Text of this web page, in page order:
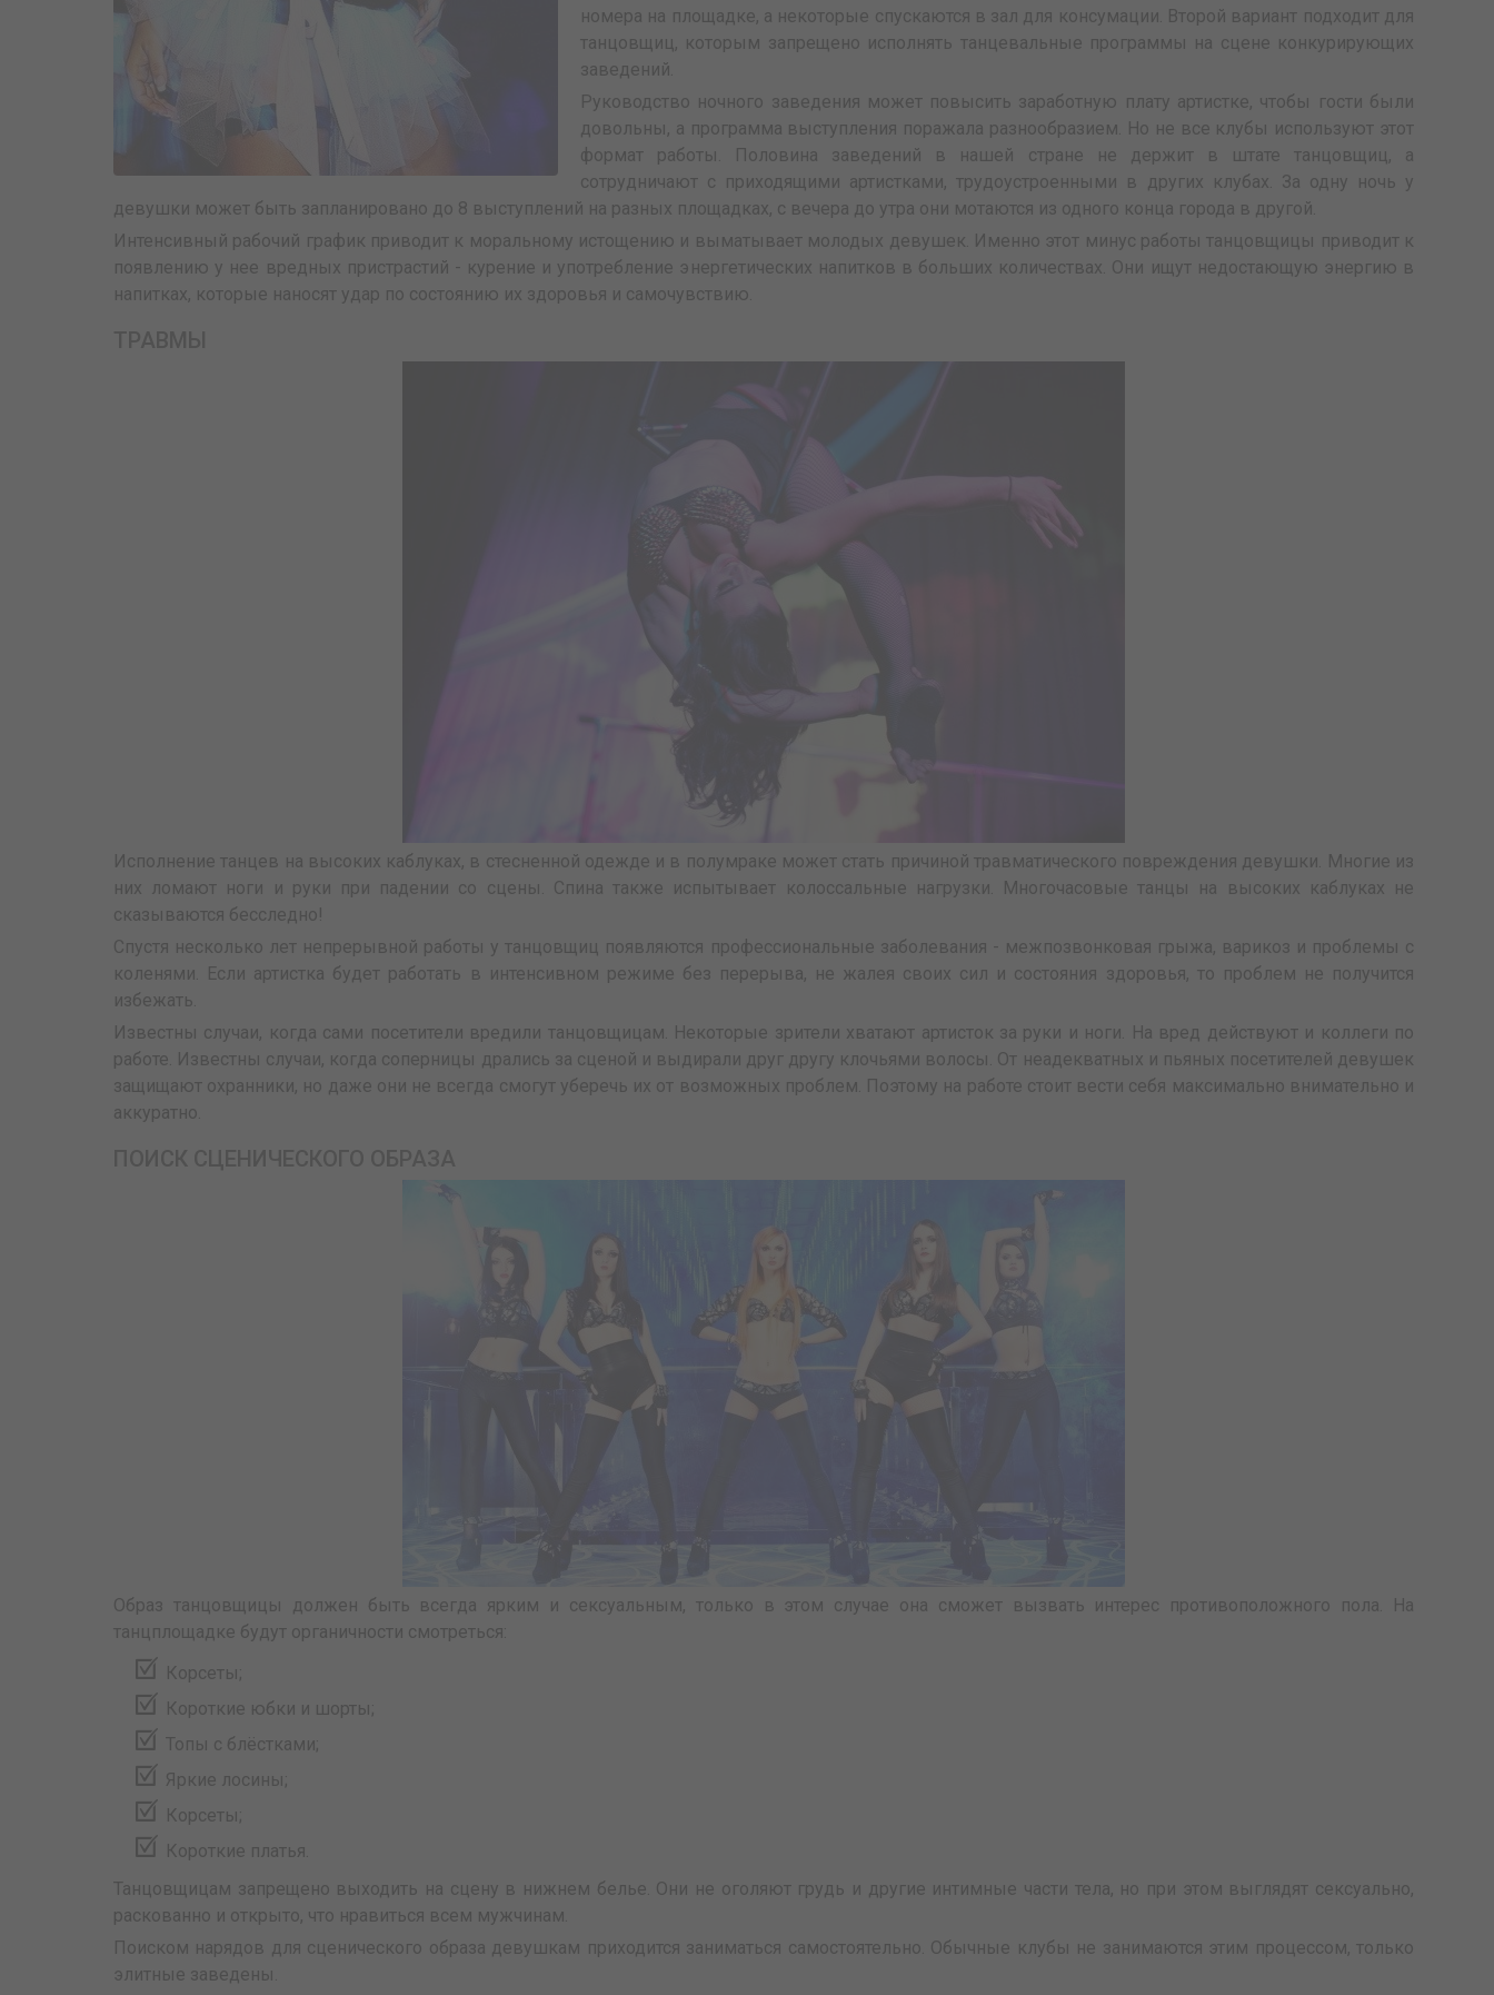
номера на площадке, а некоторые спускаются в зал для консумации. Второй вариант подходит для
танцовщиц, которым запрещено исполнять танцевальные программы на сцене конкурирующих
заведений.
Руководство ночного заведения может повысить заработную плату артистке, чтобы гости были
довольны, а программа выступления поражала разнообразием. Но не все клубы используют этот
формат работы. Половина заведений в нашей стране не держит в штате танцовщиц, а
сотрудничают с приходящими артистками, трудоустроенными в других клубах. За одну ночь у
девушки может быть запланировано до 8 выступлений на разных площадках, с вечера до утра они мотаются из одного конца города в другой.
Интенсивный рабочий график приводит к моральному истощению и выматывает молодых девушек. Именно этот минус работы танцовщицы приводит к
появлению у нее вредных пристрастий - курение и употребление энергетических напитков в больших количествах. Они ищут недостающую энергию в
напитках, которые наносят удар по состоянию их здоровья и самочувствию.
Исполнение танцев на высоких каблуках, в стесненной одежде и в полумраке может стать причиной травматического повреждения девушки. Многие из
них ломают ноги и руки при падении со сцены. Спина также испытывает колоссальные нагрузки. Многочасовые танцы на высоких каблуках не
сказываются бесследно!
Спустя несколько лет непрерывной работы у танцовщиц появляются профессиональные заболевания - межпозвонковая грыжа, варикоз и проблемы с
коленями. Если артистка будет работать в интенсивном режиме без перерыва, не жалея своих сил и состояния здоровья, то проблем не получится
избежать.
Известны случаи, когда сами посетители вредили танцовщицам. Некоторые зрители хватают артисток за руки и ноги. На вред действуют и коллеги по
работе. Известны случаи, когда соперницы дрались за сценой и выдирали друг другу клочьями волосы. От неадекватных и пьяных посетителей девушек
защищают охранники, но даже они не всегда смогут уберечь их от возможных проблем. Поэтому на работе стоит вести себя максимально внимательно и
аккуратно.
Образ танцовщицы должен быть всегда ярким и сексуальным, только в этом случае она сможет вызвать интерес противоположного пола. На
танцплощадке будут органичности смотреться:
Корсеты;
Короткие юбки и шорты;
Топы с блёстками;
Яркие лосины;
Корсеты;
Короткие платья.
Танцовщицам запрещено выходить на сцену в нижнем белье. Они не оголяют грудь и другие интимные части тела, но при этом выглядят сексуально,
раскованно и открыто, что нравиться всем мужчинам.
Поиском нарядов для сценического образа девушкам приходится заниматься самостоятельно. Обычные клубы не занимаются этим процессом, только
элитные заведены.